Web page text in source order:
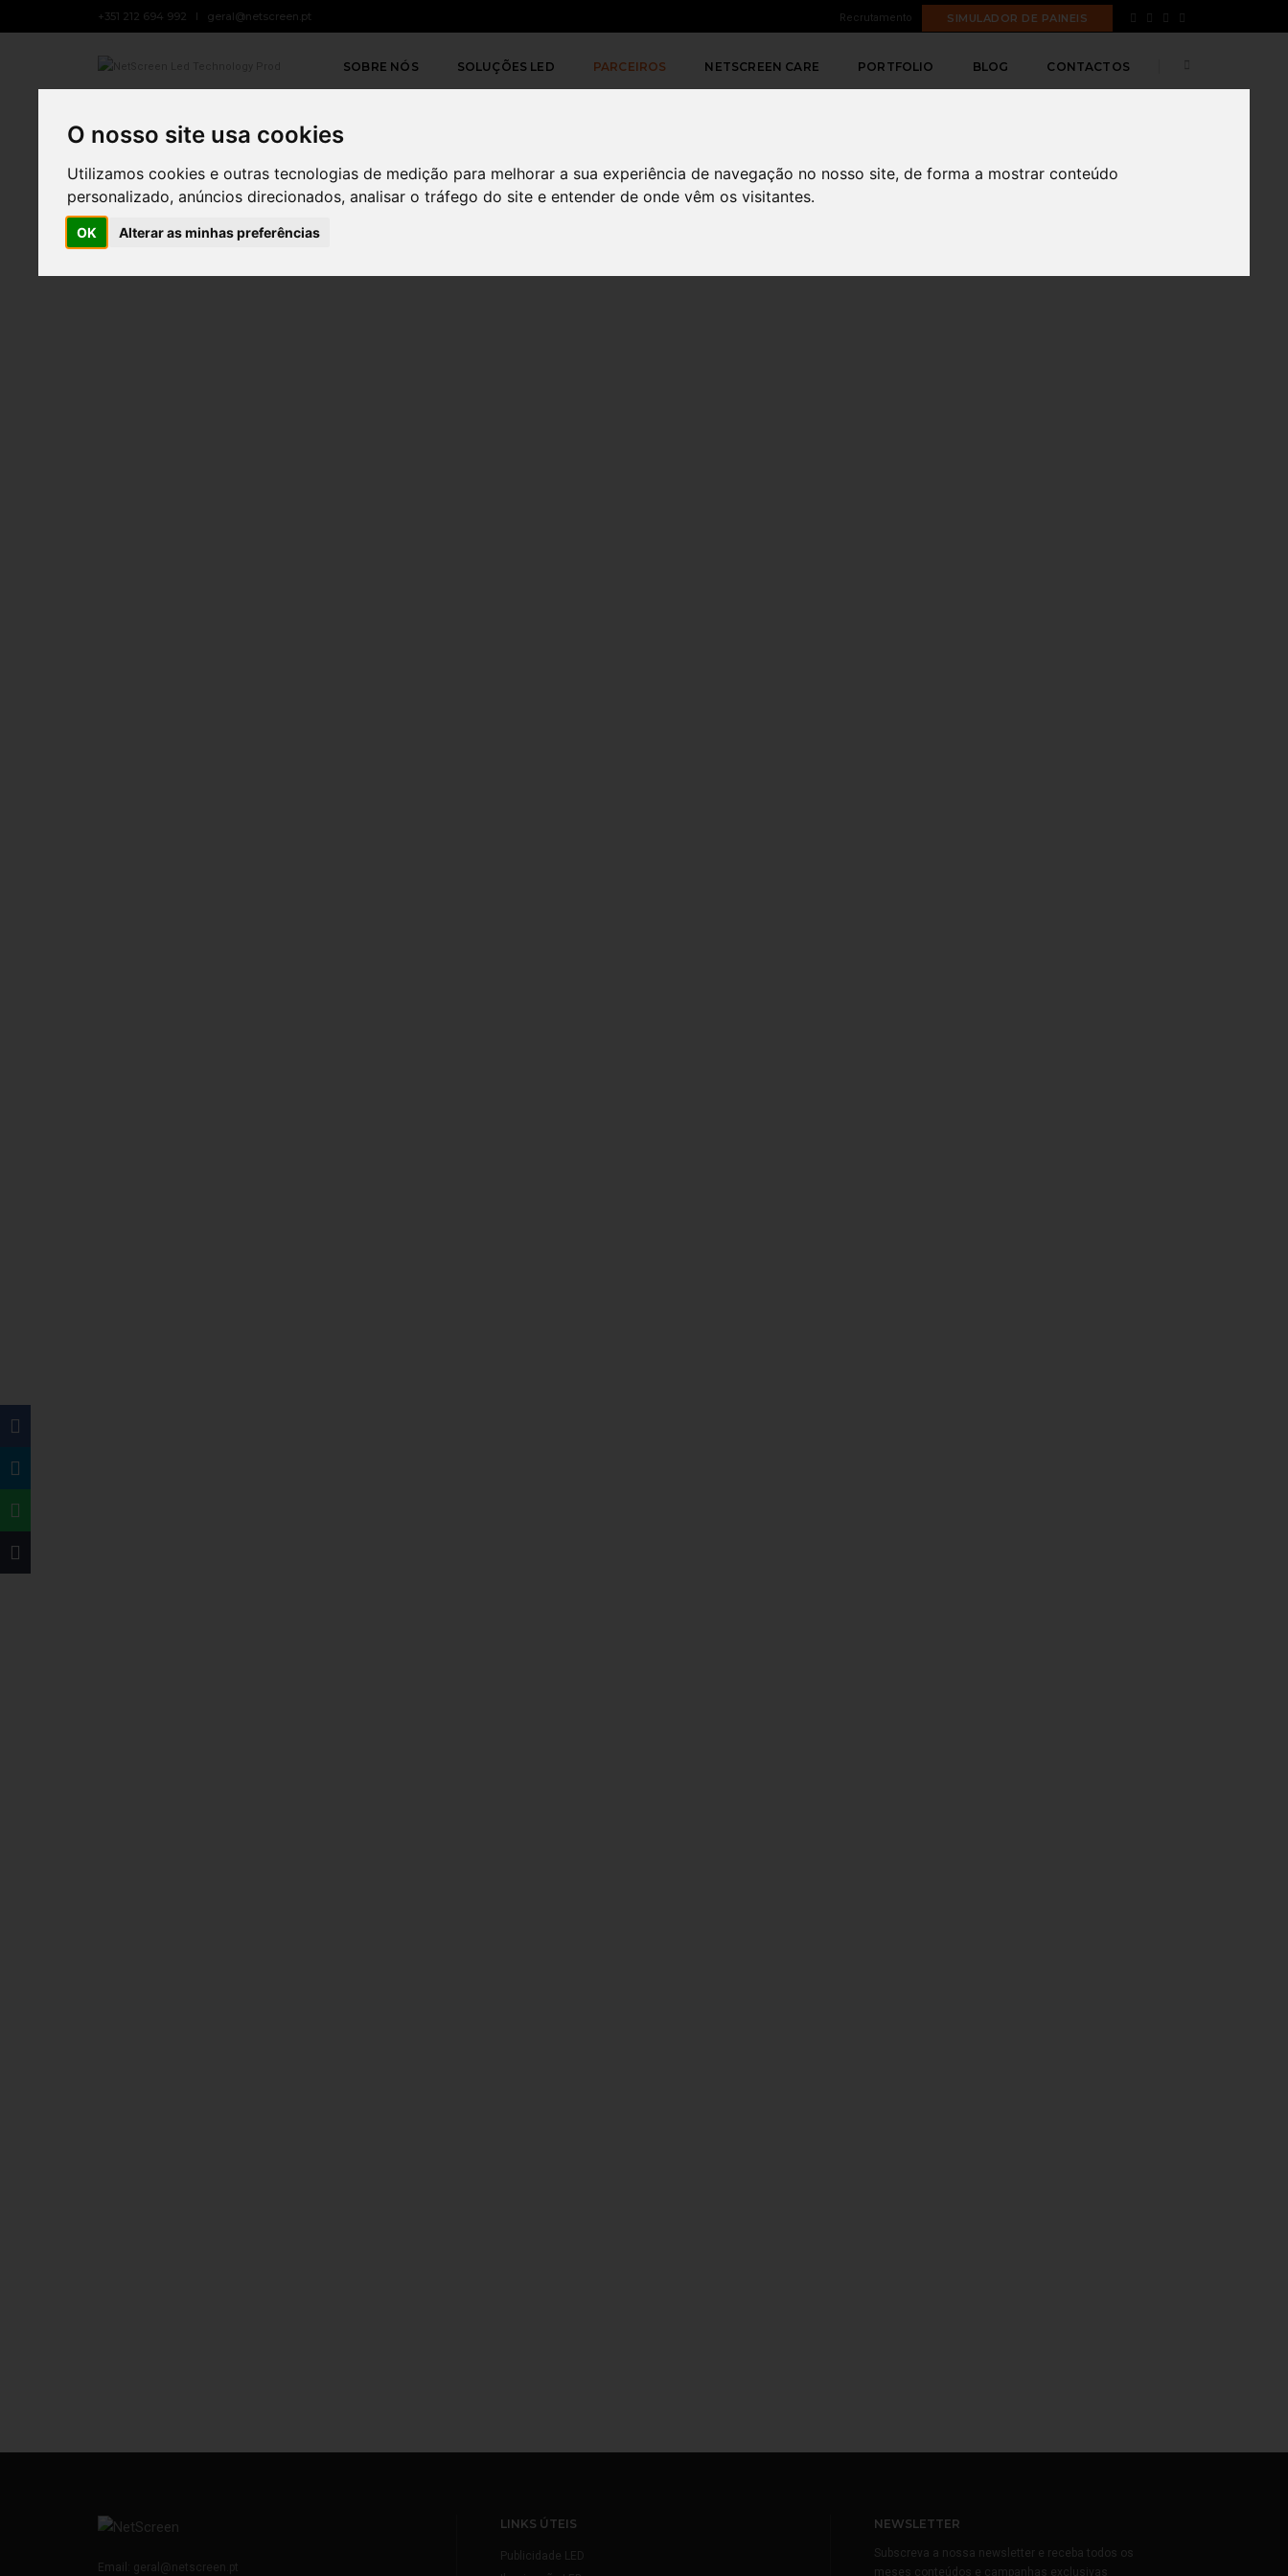
O nosso site usa cookies
Utilizamos cookies e outras tecnologias de medição para melhorar a sua experiência de navegação no nosso site, de forma a mostrar conteúdo
personalizado, anúncios direcionados, analisar o tráfego do site e entender de onde vêm os visitantes.
OK Alterar as minhas preferências
+351 212 694 992 geral@netscreen.pt Recrutamento SIMULADOR DE PAINEIS
SOBRE NÓS SOLUÇÕES LED PARCEIROS NETSCREEN CARE PORTFOLIO BLOG CONTACTOS
Email: geral@netscreen.pt
LINKS ÚTEIS
Publicidade LED
NEWSLETTER
Subscreva a nossa newsletter e receba todos os
meses conteúdos e campanhas exclusivas